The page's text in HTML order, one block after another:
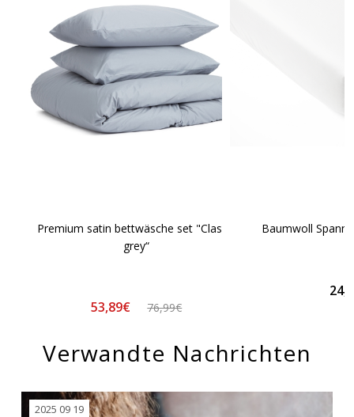
Premium satin bettwäsche set "Classic
grey“
53,89€ 76,99€
Baumwoll
Verwandte Nachrichten
2025 09 19